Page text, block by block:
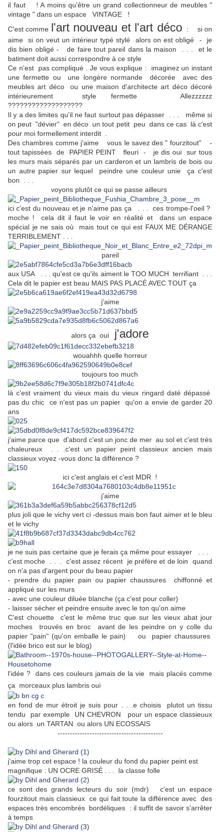
il faut ! A moins qu'être un grand collectionneur de meubles "
vintage " dans un espace VINTAGE !
C'est comme l'art nouveau et l'art déco: si on
aime si on veut un intérieur typé stylé alors on est obligé - je
dis bien obligé - de faire tout pareil dans la maison . . . et le
batiment doit aussi correspondre à ce style
Ce n'est pas compliqué . Je vous explique : imaginez un instant
une fermette ou une longère normande décorée avec des
meubles art déco ou une maison d'architecte art déco décoré
intérieurement style fermette Allezzzzzz
???????????????????
Il y a des limites qu'il ne faut surtout pas dépasser . . . même si
on peut "dévier" en déco un tout petit peu dans ce cas là c'est
pour moi formellement interdit .
Des chambres comme j'aime vous le savez des " fourzitout" -
tout tapissées de PAPIER PEINT fleuri - je dis oui sur tous
les murs mais séparés par un carderon et un lambris de bois ou
un autre papier sur lequel peindre une couleur unie ça c'est
bon . . .
voyons plutôt ce qui se passe ailleurs
ici c'est du nouveau et je n'aime pas ça . . . ces trompe-l'oeil ?
moche ! cela dit il faut le voir en réalité et dans un espace
spécial je ne sais où mais tout ce qui est FAUX ME DÉRANGE
TERRIBLEMENT . . .
pareil
aux USA . . . qu'est ce qu'ils aiment le TOO MUCH terrifiant . . .
Cela dit le papier est beau MAIS PAS PLACÉ AVEC TOUT ça
j'aime
alors ça oui j'adore
wouahhh quelle horreur
toujours too much
là c'est vraiment du vieux mais du vieux ringard daté dépassé
pas du chic ce n'est pas un papier qu'on a envie de garder 20
ans
j'aime parce que d'abord c'est un jonc de mer au sol et c'est très
chaleureux . . .c'est un papier peint classieux ancien mais
classieux voyez -vous donc la différence ?
ici c'est anglais et c'est MDR !
j'aime
plus joli que le vichy vert ci -dessus mais bon faut aimer et le bleu
et le vichy
je ne suis pas certaine que je ferais ça même pour essayer . . .
c'est moche . . . c'est assez récent je préfère et de loin quand
on n'a pas d'argent pour du beau papier
- prendre du papier pain ou papier chaussures chiffonné et
appliqué sur les murs
- avec une couleur diluée blanche (ça c'est pour coller)
- laisser sécher et peindre ensuite avec le ton qu'on aime
C'est chouette c'est le même truc que sur les vieux abat jour
moches trouvés en broc avant de les peindre on y colle du
papier "pain" (qu'on emballe le pain) ou papier chaussures
(l'idée brico est sur le blog)
l'idée ? dans ces couleurs jamais de la vie mais placés comme
ça morceaux plus lambris oui
en fond de mur étroit je suis pour . . .e choisis plutot un tissu
tendu par exemple UN CHEVRON pour un espace classieuux
ou alors un TARTAN ou alors UN ECOSSAIS
-------------------------------------------
j'aime trop cet espace ! la couleur du fond du papier peint est
magnifique : UN OCRE GRISÉ . . . la classe folle
ce sont des grands lecteurs du soir (mdr) c'est un espace
fourzitout mais classieux ce qui fait toute la différence avec des
espaces très encombrés bordéliques : il suffit de savoir s'arrêter
à temps